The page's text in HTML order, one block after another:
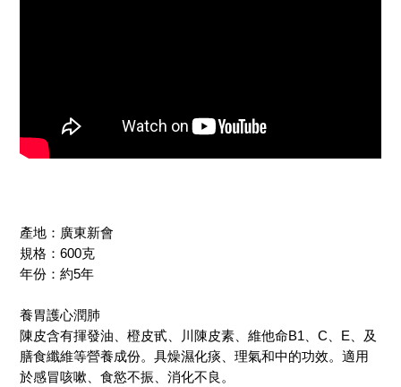
產地：廣東新會
規格：600克
年份：約5年
養胃護心潤肺
陳皮含有揮發油、橙皮甙、川陳皮素、維他命B1、C、E、及
膳食纖維等營養成份。具燥濕化痰、理氣和中的功效。適用
於感冒咳嗽、食慾不振、消化不良。